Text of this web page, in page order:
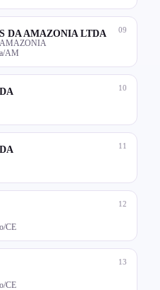
09
DA AMAZONIA LTDA
AM
10
11
12
CE
13
CE